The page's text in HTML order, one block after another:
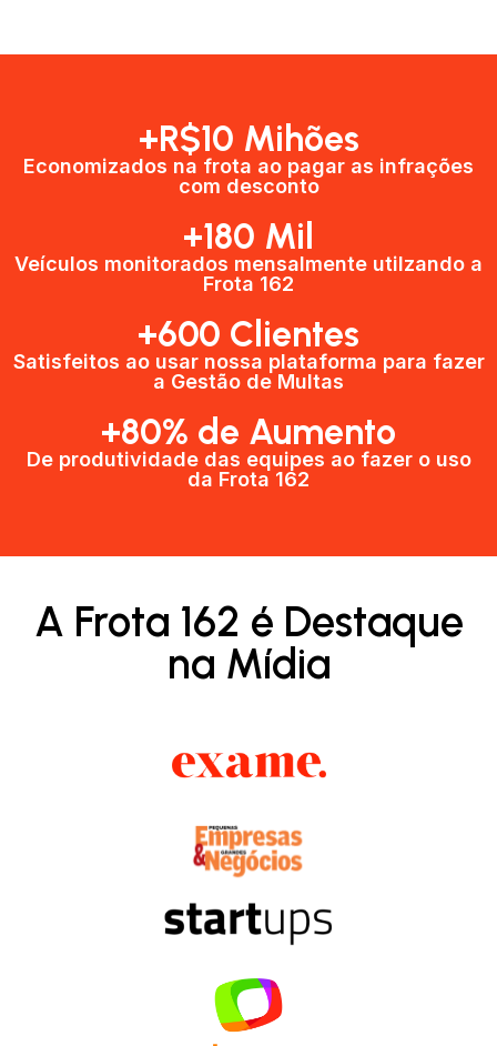
+R$10 Mihões
Economizados na frota ao pagar as infrações
com desconto
+180 Mil
Veículos monitorados mensalmente utilzando a
Frota 162
+600 Clientes​
Satisfeitos ao usar nossa plataforma para fazer
a Gestão de Multas​
+80% de Aumento
De produtividade das equipes ao fazer o uso
da Frota 162​
A Frota 162 é Destaque
na Mídia